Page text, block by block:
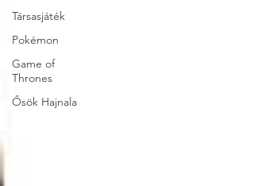
Társasjáték
Pokémon
Game of
Thrones
Ősök Hajnala